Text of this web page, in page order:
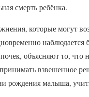
смерть ребёнка.
которые могут
наблюдается
объясняют то, что
принимать взвешенное
рождения малыша,